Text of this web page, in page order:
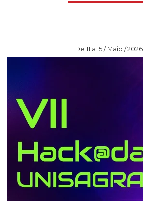
De 11 a 15 / Maio / 2026